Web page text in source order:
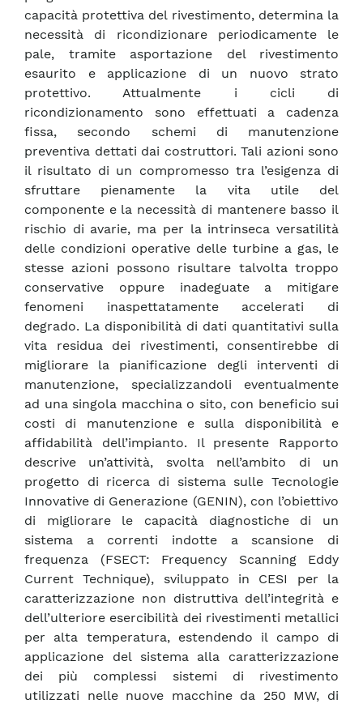
capacità protettiva del rivestimento, determina la
necessità di ricondizionare periodicamente le
pale, tramite asportazione del rivestimento
esaurito e applicazione di un nuovo strato
protettivo. Attualmente i cicli di
ricondizionamento sono effettuati a cadenza
fissa, secondo schemi di manutenzione
preventiva dettati dai costruttori. Tali azioni sono
il risultato di un compromesso tra l’esigenza di
sfruttare pienamente la vita utile del
componente e la necessità di mantenere basso il
rischio di avarie, ma per la intrinseca versatilità
delle condizioni operative delle turbine a gas, le
stesse azioni possono risultare talvolta troppo
conservative oppure inadeguate a mitigare
fenomeni inaspettatamente accelerati di
degrado. La disponibilità di dati quantitativi sulla
vita residua dei rivestimenti, consentirebbe di
migliorare la pianificazione degli interventi di
manutenzione, specializzandoli eventualmente
ad una singola macchina o sito, con beneficio sui
costi di manutenzione e sulla disponibilità e
affidabilità dell’impianto. Il presente Rapporto
descrive un’attività, svolta nell’ambito di un
progetto di ricerca di sistema sulle Tecnologie
Innovative di Generazione (GENIN), con l’obiettivo
di migliorare le capacità diagnostiche di un
sistema a correnti indotte a scansione di
frequenza (FSECT: Frequency Scanning Eddy
Current Technique), sviluppato in CESI per la
caratterizzazione non distruttiva dell’integrità e
dell’ulteriore esercibilità dei rivestimenti metallici
per alta temperatura, estendendo il campo di
applicazione del sistema alla caratterizzazione
dei più complessi sistemi di rivestimento
utilizzati nelle nuove macchine da 250 MW, di